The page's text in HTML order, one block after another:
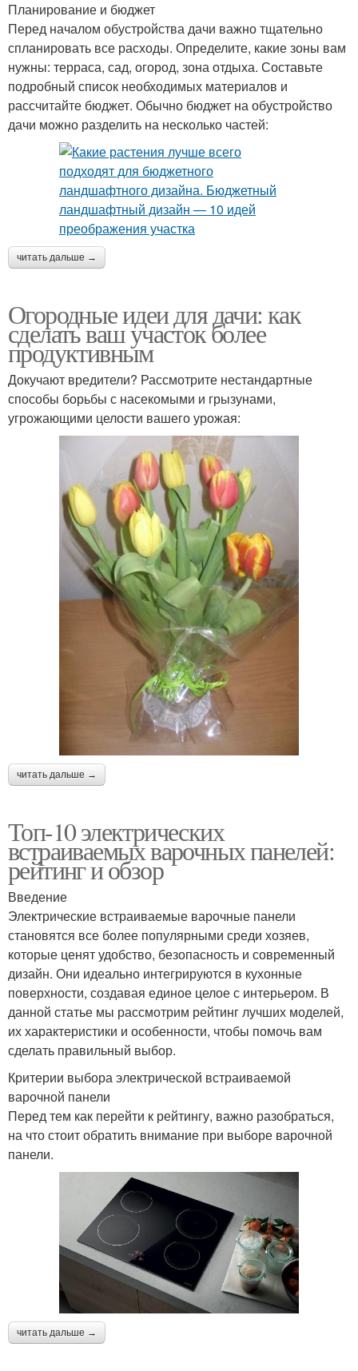
Планирование и бюджет
Перед началом обустройства дачи важно тщательно
спланировать все расходы. Определите, какие зоны вам
нужны: терраса, сад, огород, зона отдыха. Составьте
подробный список необходимых материалов и
рассчитайте бюджет. Обычно бюджет на обустройство
дачи можно разделить на несколько частей:
читать дальше →
Огородные идеи для дачи: как
сделать ваш участок более
продуктивным
Докучают вредители? Рассмотрите нестандартные
способы борьбы с насекомыми и грызунами,
угрожающими целости вашего урожая:
читать дальше →
Топ-10 электрических
встраиваемых варочных панелей:
рейтинг и обзор
Введение
Электрические встраиваемые варочные панели
становятся все более популярными среди хозяев,
которые ценят удобство, безопасность и современный
дизайн. Они идеально интегрируются в кухонные
поверхности, создавая единое целое с интерьером. В
данной статье мы рассмотрим рейтинг лучших моделей,
их характеристики и особенности, чтобы помочь вам
сделать правильный выбор.
Критерии выбора электрической встраиваемой
варочной панели
Перед тем как перейти к рейтингу, важно разобраться,
на что стоит обратить внимание при выборе варочной
панели.
читать дальше →